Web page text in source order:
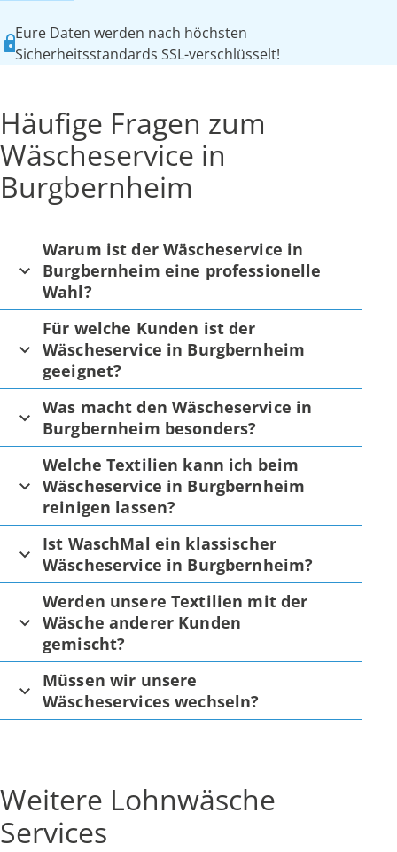
Eure Daten werden nach höchsten
Sicherheitsstandards SSL-verschlüsselt!
Häufige Fragen zum
Wäscheservice in
Burgbernheim
Warum ist der Wäscheservice in
Burgbernheim eine professionelle
Wahl?
Für welche Kunden ist der
Wäscheservice in Burgbernheim
geeignet?
Was macht den Wäscheservice in
Burgbernheim besonders?
Welche Textilien kann ich beim
Wäscheservice in Burgbernheim
reinigen lassen?
Ist WaschMal ein klassischer
Wäscheservice in Burgbernheim?
Werden unsere Textilien mit der
Wäsche anderer Kunden
gemischt?
Müssen wir unsere
Wäscheservices wechseln?
Weitere Lohnwäsche
Services